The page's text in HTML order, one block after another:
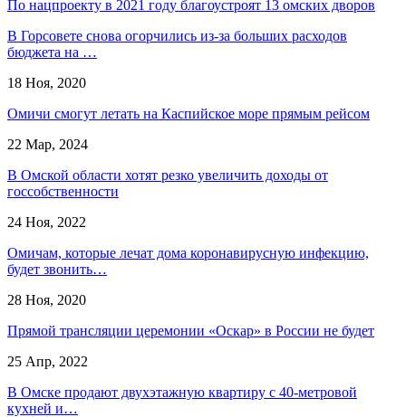
По нацпроекту в 2021 году благоустроят 13 омских дворов
В Горсовете снова огорчились из-за больших расходов
бюджета на …
18 Ноя, 2020
Омичи смогут летать на Каспийское море прямым рейсом
22 Мар, 2024
В Омской области хотят резко увеличить доходы от
госсобственности
24 Ноя, 2022
Омичам, которые лечат дома коронавирусную инфекцию,
будет звонить…
28 Ноя, 2020
Прямой трансляции церемонии «Оскар» в России не будет
25 Апр, 2022
В Омске продают двухэтажную квартиру с 40-метровой
кухней и…